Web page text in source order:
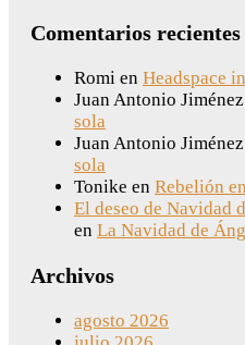
Comentarios recientes
Romi en Headspace
Juan Antonio
sola
Juan Antonio
sola
Tonike en Rebelión
El deseo de Navidad
en La Navidad de
Archivos
agosto 2026